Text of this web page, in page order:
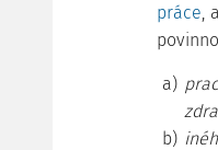
práce,
a)
b)